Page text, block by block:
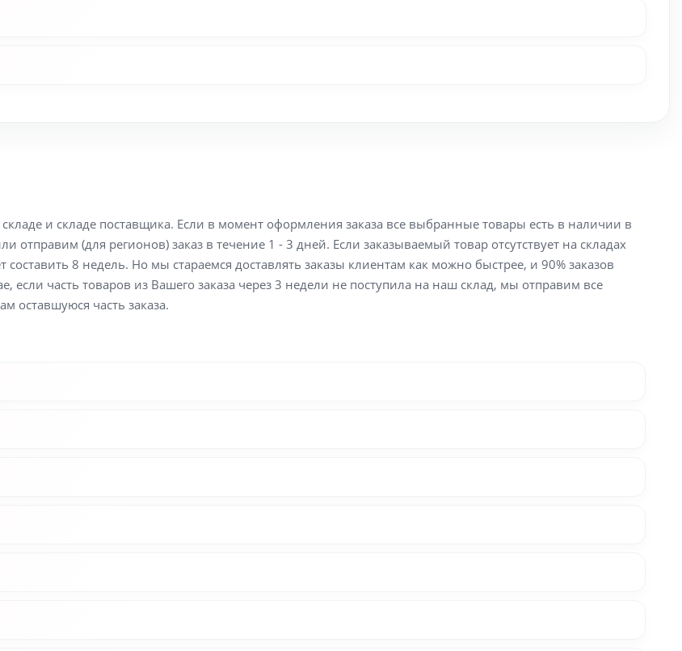
и складе поставщика. Если в момент оформления заказа все выбранные товары есть в наличии в
(для регионов) заказ в течение 1 - 3 дней. Если заказываемый товар отсутствует на складах
8 недель. Но мы стараемся доставлять заказы клиентам как можно быстрее, и 90% заказов
если часть товаров из Вашего заказа через 3 недели не поступила на наш склад, мы отправим все
оставшуюся часть заказа.